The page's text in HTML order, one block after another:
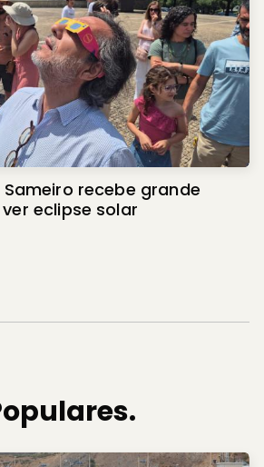
recebe grande
eclipse solar